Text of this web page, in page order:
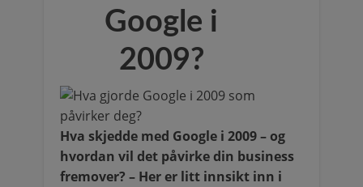
Google i
2009?
Hva skjedde med Google i 2009 – og
hvordan vil det påvirke din business
fremover? – Her er litt innsikt inn i